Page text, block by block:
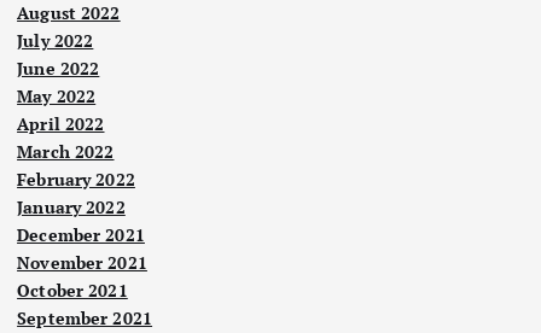
August 2022
July 2022
June 2022
May 2022
April 2022
March 2022
February 2022
January 2022
December 2021
November 2021
October 2021
September 2021